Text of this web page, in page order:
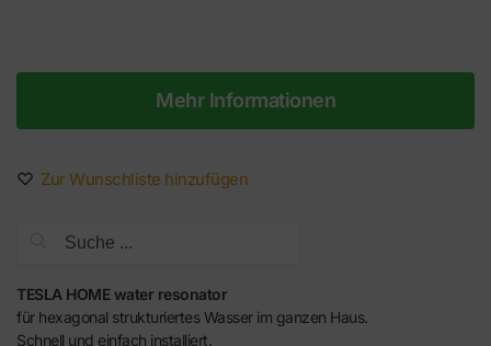
Mehr Informationen
Zur Wunschliste hinzufügen
TESLA HOME water resonator
für hexagonal strukturiertes Wasser im ganzen Haus.
Schnell und einfach installiert.